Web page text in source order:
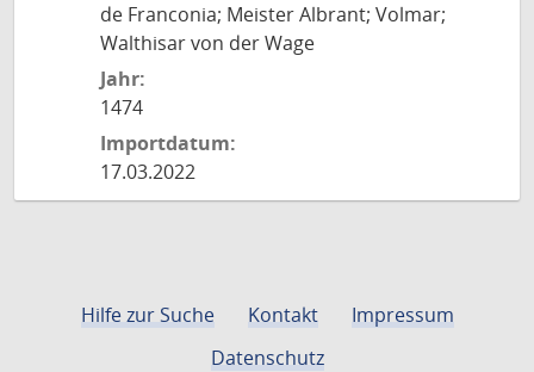
de Franconia; Meister Albrant; Volmar;
Walthisar von der Wage
Jahr:
1474
Importdatum:
17.03.2022
Hilfe zur Suche Kontakt
Impressum
Datenschutz